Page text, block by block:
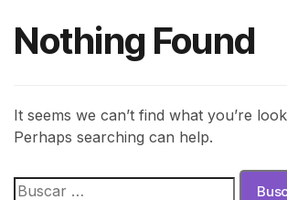
Nothing Found
It seems we can’t find what you’re
Perhaps searching can help.